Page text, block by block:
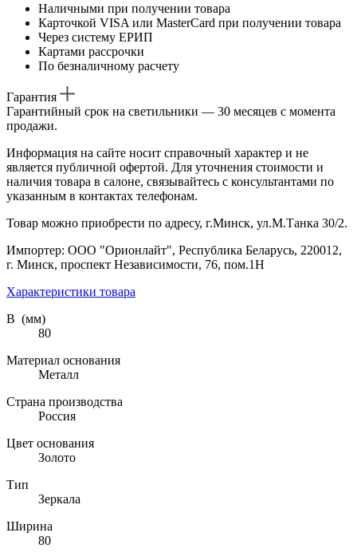
Наличными при получении товара
Карточкой VISA или MasterCard при получении товара
Через систему ЕРИП
Картами рассрочки
По безналичному расчету
Гарантия
Гарантийный срок на светильники — 30 месяцев с момента
продажи.
Информация на сайте носит справочный характер и не
является публичной офертой. Для уточнения стоимости и
наличия товара в салоне, связывайтесь с консультантами по
указанным в контактах телефонам.
Товар можно приобрести по адресу, г.Минск, ул.М.Танка 30/2.
Импортер: ООО "Орионлайт", Республика Беларусь, 220012,
г. Минск, проспект Независимости, 76, пом.1Н
Характеристики товара
В (мм)
80
Материал основания
Металл
Страна производства
Россия
Цвет основания
Золото
Тип
Зеркала
Ширина
80